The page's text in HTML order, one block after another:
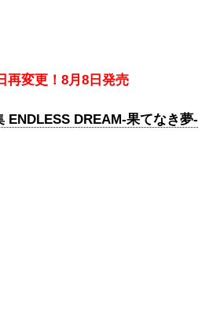
再変更！8月8日発売
DREAM-果てなき夢-